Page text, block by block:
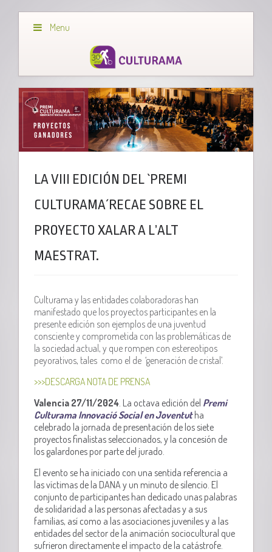
Menu
LA VIII EDICIÓN DEL `PREMI
CULTURAMA´RECAE SOBRE EL
PROYECTO XALAR A L’ALT
MAESTRAT.
Culturama y las entidades colaboradoras han
manifestado que los proyectos participantes en la
presente edición son ejemplos de una juventud
consciente y comprometida con las problemáticas de
la sociedad actual, y que rompen con estereotipos
peyorativos, tales como el de ‘generación de cristal’.
>>>DESCARGA NOTA DE PRENSA
Valencia 27/11/2024 . La octava edición del Premi
Culturama Innovació Social en Joventutha
celebrado la jornada de presentación de los siete
proyectos finalistas seleccionados, y la concesión de
los galardones por parte del jurado.
El evento se ha iniciado con una sentida referencia a
las víctimas de la DANA y un minuto de silencio. El
conjunto de participantes han dedicado unas palabras
de solidaridad a las personas afectadas y a sus
familias, así como a las asociaciones juveniles y a las
entidades del sector de la animación sociocultural que
sufrieron directamente el impacto de la catástrofe.